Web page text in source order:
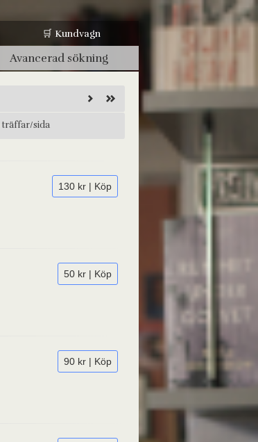
🛒 Kundvagn
Avancerad sökning
träffar/sida
130 kr | Köp
50 kr | Köp
90 kr | Köp